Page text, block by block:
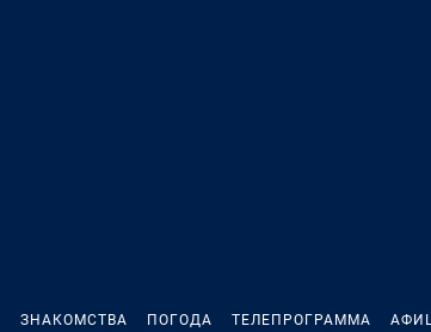
ЗНАКОМСТВА ПОГОДА ТЕЛЕПРОГРАММА